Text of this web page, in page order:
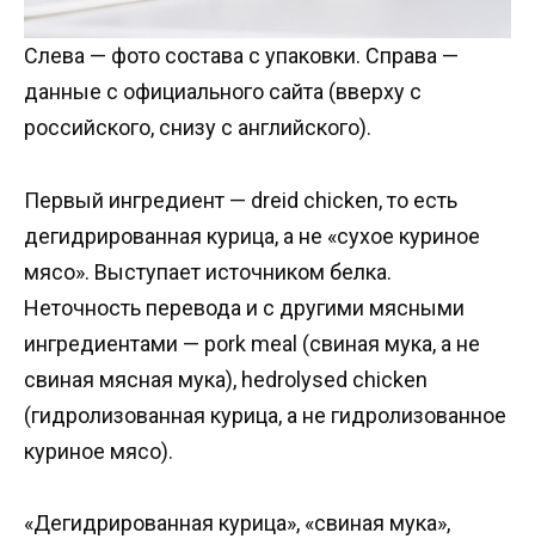
Слева — фото состава с упаковки. Справа —
данные с официального сайта (вверху с
российского, снизу с английского).
Первый ингредиент — dreid chicken, то есть
дегидрированная курица, а не «сухое куриное
мясо». Выступает источником белка.
Неточность перевода и с другими мясными
ингредиентами — pork meal (свиная мука, а не
свиная мясная мука), hedrolysed chicken
(гидролизованная курица, а не гидролизованное
куриное мясо).
«Дегидрированная курица», «свиная мука»,